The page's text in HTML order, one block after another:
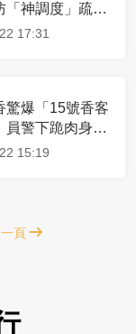
「神調度」疏運
高17:31
驚爆「15號香客
員警下跪肉身擋
先過
15:19
頁